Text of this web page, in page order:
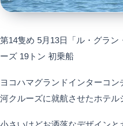
第14隻め 5月13日「ル・グラ
ーズ 19トン 初乗船
ヨコハマグランドインターコ
河クルーズに就航させたホテル